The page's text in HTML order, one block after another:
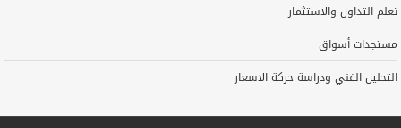
تعلم التداول والاستثمار
مستجدات أسواق
التحليل الفني ودراسة حركة الاسعار